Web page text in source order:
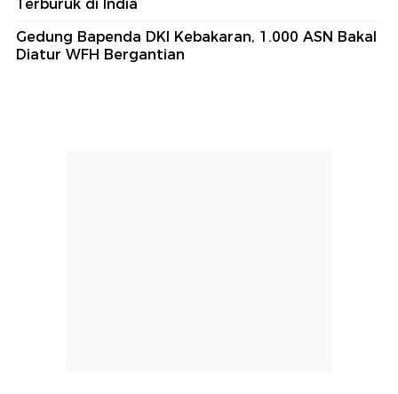
Terburuk di India
Gedung Bapenda DKI Kebakaran, 1.000 ASN Bakal
Diatur WFH Bergantian